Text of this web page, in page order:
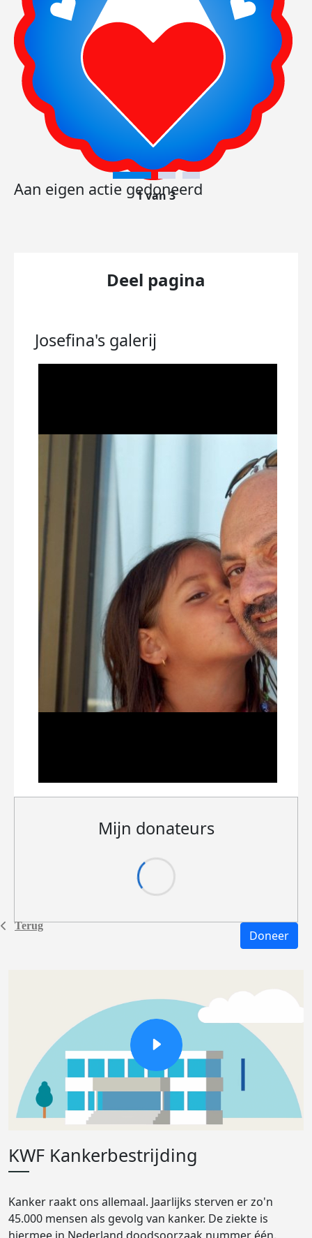
Terug
Aan eigen actie gedoneerd
1 van 3
Deel pagina
Josefina's galerij
Mijn donateurs
Doneer
KWF Kankerbestrijding
Kanker raakt ons allemaal. Jaarlijks sterven er zo'n
45.000 mensen als gevolg van kanker. De ziekte is